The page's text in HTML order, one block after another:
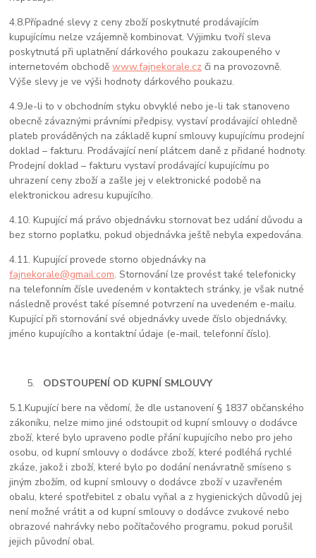
4.8.Případné slevy z ceny zboží poskytnuté prodávajícím
kupujícímu nelze vzájemně kombinovat. Výjimku tvoří sleva
poskytnutá při uplatnění dárkového poukazu zakoupeného v
internetovém obchoděwww.fajnekorale.cz či na provozovně.
Výše slevy je ve výši hodnoty dárkového poukazu.
4.9.Je-li to v obchodním styku obvyklé nebo je-li tak stanoveno
obecně závaznými právními předpisy, vystaví prodávající ohledně
plateb prováděných na základě kupní smlouvy kupujícímu prodejní
doklad – fakturu. Prodávající není plátcem daně z přidané hodnoty.
Prodejní doklad – fakturu vystaví prodávající kupujícímu po
uhrazení ceny zboží a zašle jej v elektronické podobě na
elektronickou adresu kupujícího.
4.10. Kupující má právo objednávku stornovat bez udání důvodu a
bez storno poplatku, pokud objednávka ještě nebyla expedována.
4.11. Kupující provede storno objednávky na
fajnekorale@gmail.com. Stornování lze provést také telefonicky
na telefonním čísle uvedeném v kontaktech stránky, je však nutné
následně provést také písemné potvrzení na uvedeném e-mailu.
Kupující při stornování své objednávky uvede číslo objednávky,
jméno kupujícího a kontaktní údaje (e-mail, telefonní číslo).
ODSTOUPENÍ OD KUPNÍ SMLOUVY
5.1.Kupující bere na vědomí, že dle ustanovení § 1837 občanského
zákoníku, nelze mimo jiné odstoupit od kupní smlouvy o dodávce
zboží, které bylo upraveno podle přání kupujícího nebo pro jeho
osobu, od kupní smlouvy o dodávce zboží, které podléhá rychlé
zkáze, jakož i zboží, které bylo po dodání nenávratně smíseno s
jiným zbožím, od kupní smlouvy o dodávce zboží v uzavřeném
obalu, které spotřebitel z obalu vyňal a z hygienických důvodů jej
není možné vrátit a od kupní smlouvy o dodávce zvukové nebo
obrazové nahrávky nebo počítačového programu, pokud porušil
jejich původní obal.